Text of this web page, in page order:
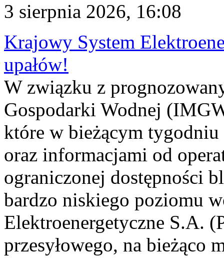
3 sierpnia 2026, 16:08
Krajowy System
upałów!
W związku z
Gospodarki Wodnej
które w bieżącym tygodniu
oraz informacjami od
ograniczonej dostępności
bardzo niskiego poziomu
Elektroenergetyczne S.A.
przesyłowego, na bieżąco